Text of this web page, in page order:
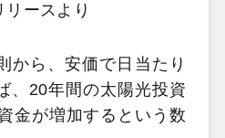
ースより
ら、安価で日当たり
、20年間の太陽光投資
金が増加するという数